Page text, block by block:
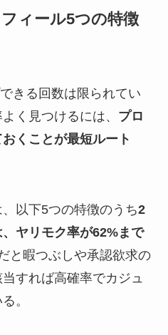
ィール5つの特徴
きる回数は限られてい
く見つけるには、 プロ
くことが最短ルート
以下5つの特徴のうち2
ヤリモク率が62%まで
と暇つぶしや承認欲求の
すれば高確率でカジュ
。